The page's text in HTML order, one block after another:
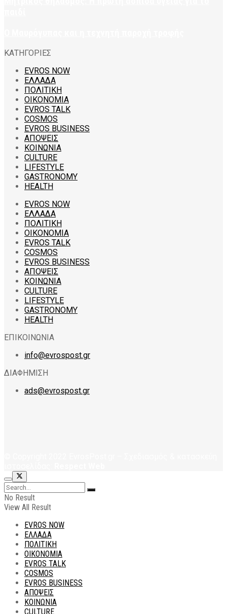
ΚΑΤΗΓΟΡΙΕΣ
EVROS NOW
ΕΛΛΑΔΑ
ΠΟΛΙΤΙΚΗ
ΟΙΚΟΝΟΜΙΑ
EVROS TALK
COSMOS
EVROS BUSINESS
ΑΠΟΨΕΙΣ
ΚΟΙΝΩΝΙΑ
CULTURE
LIFESTYLE
GASTRONOMY
HEALTH
EVROS NOW
ΕΛΛΑΔΑ
ΠΟΛΙΤΙΚΗ
ΟΙΚΟΝΟΜΙΑ
EVROS TALK
COSMOS
EVROS BUSINESS
ΑΠΟΨΕΙΣ
ΚΟΙΝΩΝΙΑ
CULTURE
LIFESTYLE
GASTRONOMY
HEALTH
ΕΠΙΚΟΙΝΩΝΙΑ
info@evrospost.gr
ΔΙΑΦΗΜΙΣΗ
ads@evrospost.gr
No Result
View All Result
EVROS NOW
ΕΛΛΑΔΑ
ΠΟΛΙΤΙΚΗ
ΟΙΚΟΝΟΜΙΑ
EVROS TALK
COSMOS
EVROS BUSINESS
ΑΠΟΨΕΙΣ
ΚΟΙΝΩΝΙΑ
CULTURE